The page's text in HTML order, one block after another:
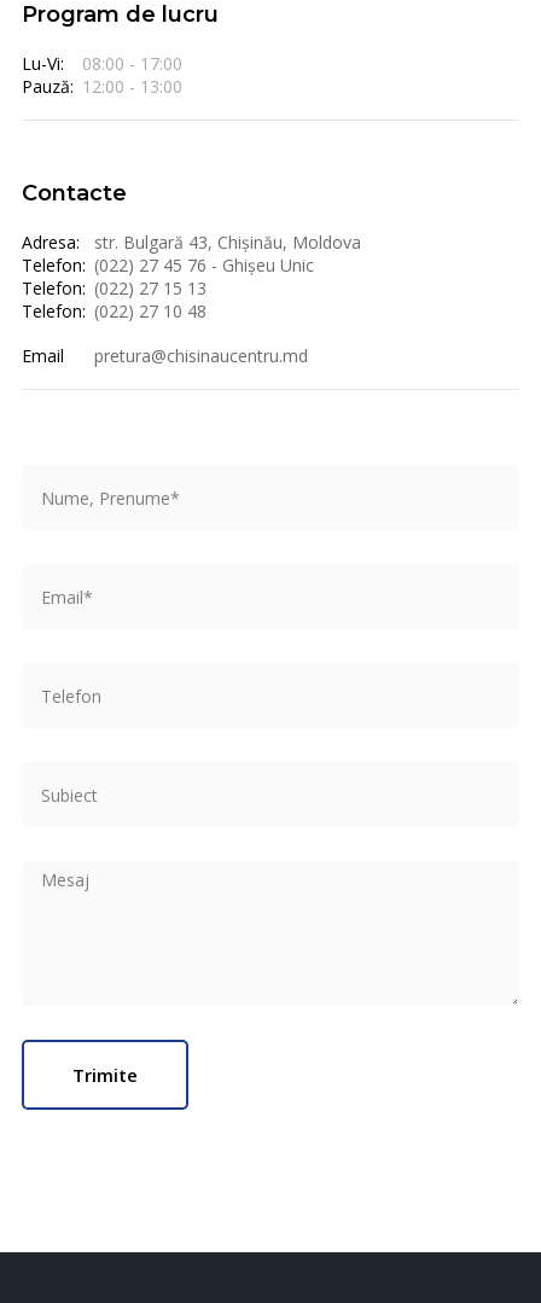
Program de lucru
Lu-Vi:
08:00 - 17:00
Pauză: 12:00 - 13:00
Contacte
Adresa:
str. Bulgară 43, Chișinău, Moldova
Telefon: (022) 27 45 76 - Ghișeu Unic
Telefon: (022) 27 15 13
Telefon: (022) 27 10 48
Email
pretura@chisinaucentru.md